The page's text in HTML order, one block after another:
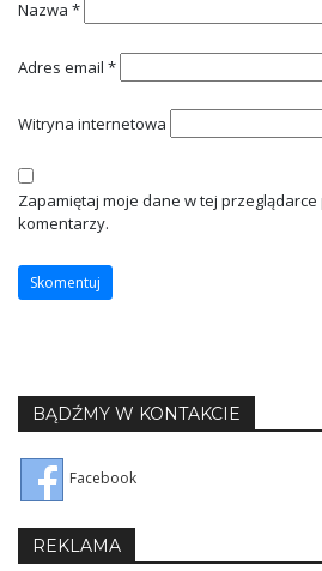
Nazwa *
Adres email *
Witryna internetowa
Zapamiętaj moje dane w tej
komentarzy.
BĄDŹMY W KONTAKCIE
Facebook
REKLAMA